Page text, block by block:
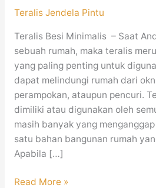
Teralis Jendela Pintu
Teralis Besi Minimalis – Saat
sebuah rumah, maka teralis
yang paling penting untuk
dapat melindungi rumah dari
perampokan, ataupun pencuri.
dimiliki atau digunakan oleh
masih banyak yang
satu bahan bangunan rumah
Apabila […]
Read More »